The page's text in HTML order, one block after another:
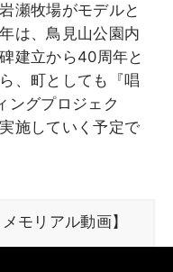
瀬牧場がモデルと
は、鳥見山公園内
建立から40周年と
、町としても『唱
ングプロジェク
施していく予定で
モリアル動画】